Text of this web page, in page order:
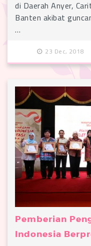
di Daerah Anyer,
Banten akibat
…
23 Dec, 2018
Pemberian
Indonesia